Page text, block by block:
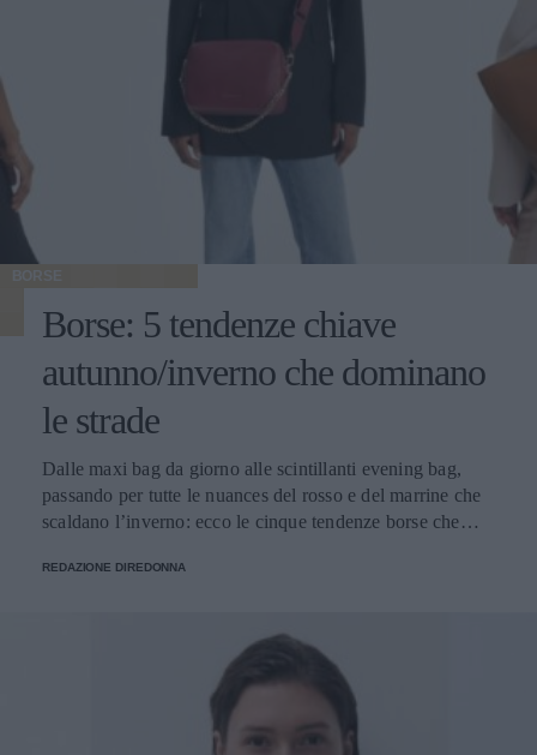
BORSE
Borse: 5 tendenze chiave
autunno/inverno che dominano
le strade
Dalle maxi bag da giorno alle scintillanti evening bag,
passando per tutte le nuances del rosso e del marrine che
scaldano l’inverno: ecco le cinque tendenze borse che
REDAZIONE DIREDONNA